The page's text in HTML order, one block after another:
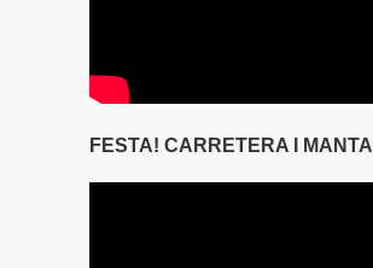
FESTA! CARRETERA I MANTA